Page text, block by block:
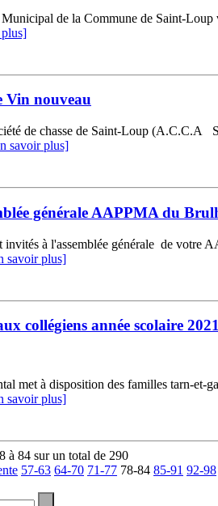
de la Commune de Saint-Loup
Vin nouveau
de chasse de Saint-Loup
savoir plus]
générale AAPPMA du
invités à l'assemblée générale de
savoir plus]
collégiens année scolaire
met à disposition des familles tarn-et-
savoir plus]
à 84 sur un total de 290
57-63 64-70 71-77 78-84 85-91 92-98